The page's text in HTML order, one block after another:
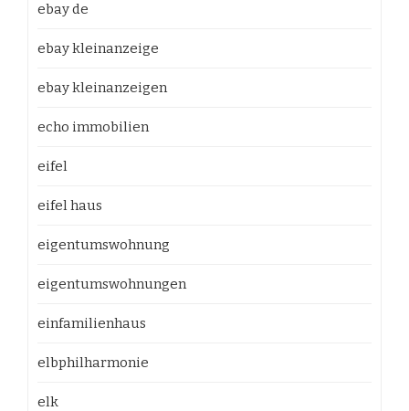
ebay de
ebay kleinanzeige
ebay kleinanzeigen
echo immobilien
eifel
eifel haus
eigentumswohnung
eigentumswohnungen
einfamilienhaus
elbphilharmonie
elk